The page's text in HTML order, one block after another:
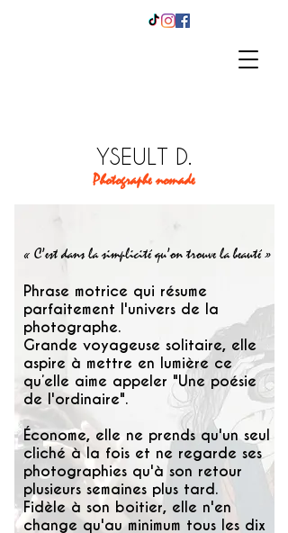
YSEULT D.
Photographe nomade
« C’est dans la simplicité qu’on trouve la beauté »
Phrase motrice qui résume
parfaitement l'univers de la
photographe.
Grande voyageuse solitaire, elle
aspire à mettre en lumière ce
qu’elle aime appeler "Une poésie
de l'ordinaire".
Économe, elle ne prends qu'un seul
cliché à la fois et ne regarde ses
photographies qu'à son retour
plusieurs semaines plus tard.
Fidèle à son boitier, elle n'en
change qu'au minimum tous les dix